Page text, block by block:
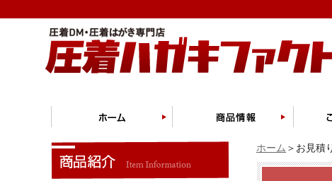
ホーム ＞お見積